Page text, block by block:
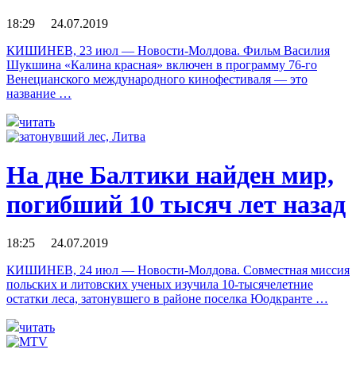
18:29 24.07.2019
КИШИНЕВ, 23 июл — Новости-Молдова. Фильм Василия
Шукшина «Калина красная» включен в программу 76-го
Венецианского международного кинофестиваля — это
название …
читать
На дне Балтики найден мир,
погибший 10 тысяч лет назад
18:25 24.07.2019
КИШИНЕВ, 24 июл — Новости-Молдова. Совместная миссия
польских и литовских ученых изучила 10-тысячелетние
остатки леса, затонувшего в районе поселка Юодкранте …
читать